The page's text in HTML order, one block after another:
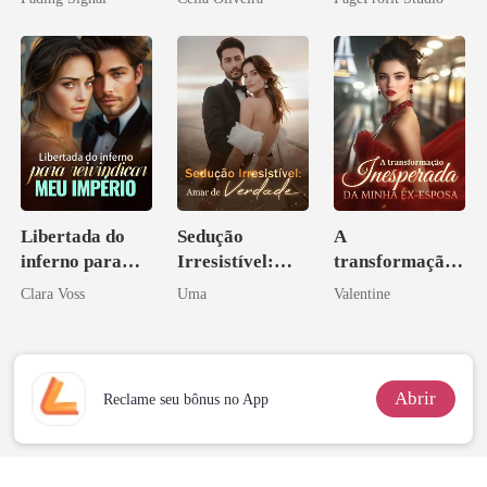
Libertada do
inferno para
reivindicar meu
Clara Voss
Sedução
Irresistível:
Amar de
Uma
A
transformação
inesperada da
Valentine
Reclame seu bônus no App Abrir